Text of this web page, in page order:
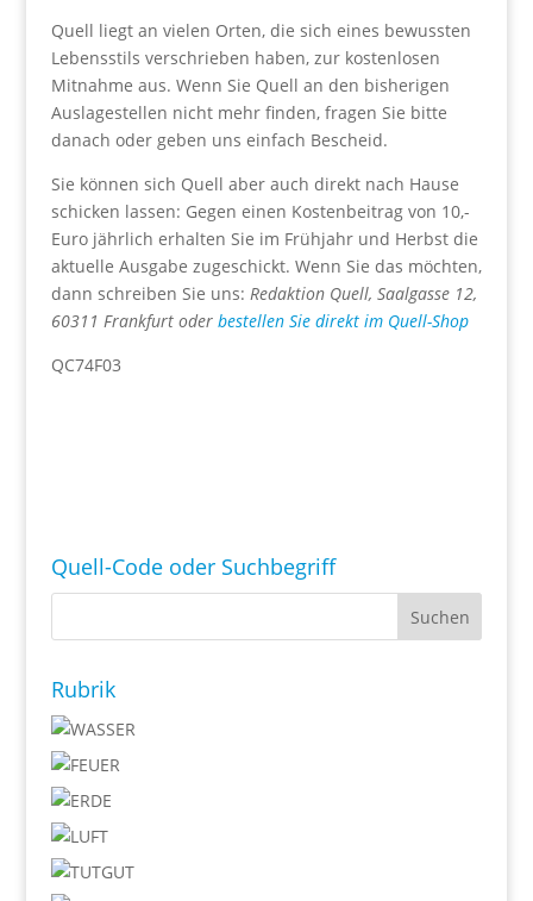
Quell liegt an vielen Orten, die sich eines bewussten
Lebensstils verschrieben haben, zur kostenlosen
Mitnahme aus. Wenn Sie Quell an den bisherigen
Auslagestellen nicht mehr finden, fragen Sie bitte
danach oder geben uns einfach Bescheid.
Sie können sich Quell aber auch direkt nach Hause
schicken lassen: Gegen einen Kostenbeitrag von 10,-
Euro jährlich erhalten Sie im Frühjahr und Herbst die
aktuelle Ausgabe zugeschickt. Wenn Sie das möchten,
dann schreiben Sie uns: Redaktion Quell, Saalgasse 12,
60311 Frankfurt oder bestellen Sie direkt im Quell-Shop
QC74F03
Quell-Code oder Suchbegriff
Rubrik